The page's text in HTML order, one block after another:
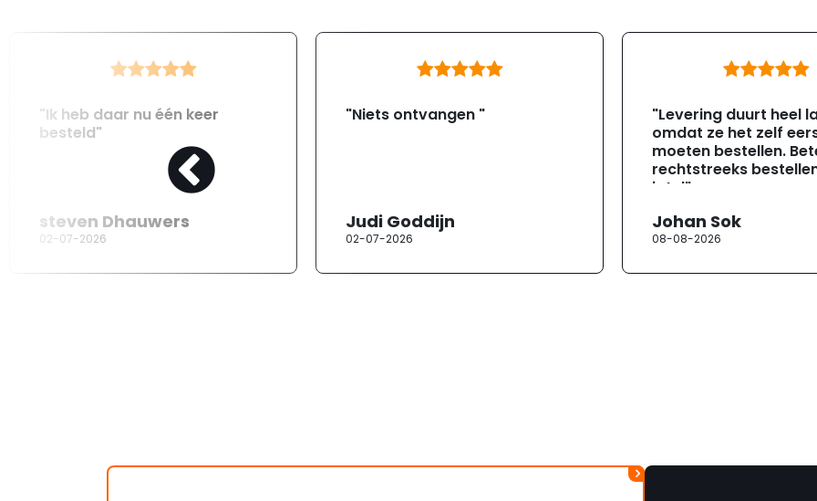
"Ik heb daar nu één keer
besteld"
steven Dhauwers
02-07-2026
"Niets ontvangen "
Judi Goddijn
02-07-2026
"Levering duurt heel
omdat ze het zelf
moeten bestellen.
rechtstreeks
jotul"
Johan Sok
08-08-2026